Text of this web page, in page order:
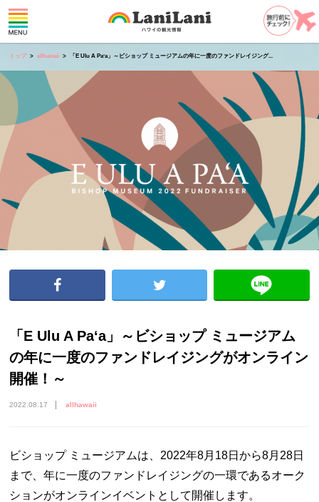
トップ allhawaii 「E Ulu A Paʻa」～ビショップ ミュージアムの年に一度のファンドレイジング...
「E Ulu A Paʻa」～ビショップ ミュージアム
の年に一度のファンドレイジングがオンライン
開催！～
2022.08.17 allhawaii
ビショップ ミュージアムは、2022年8月18日から8月28日
まで、年に一度のファンドレイジングの一環であるオーク
ションがオンラインイベントとして開催します。